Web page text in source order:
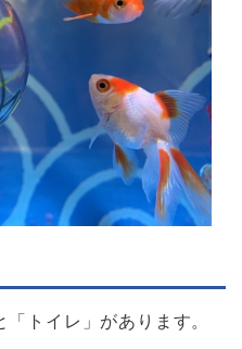
トイレ」があります。